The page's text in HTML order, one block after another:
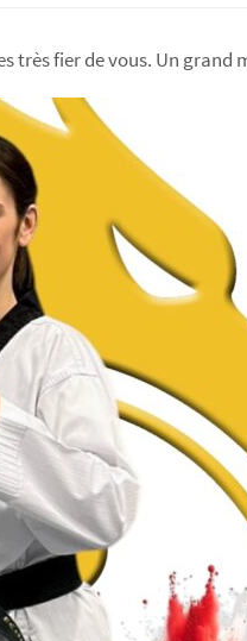
très fier de vous. Un grand